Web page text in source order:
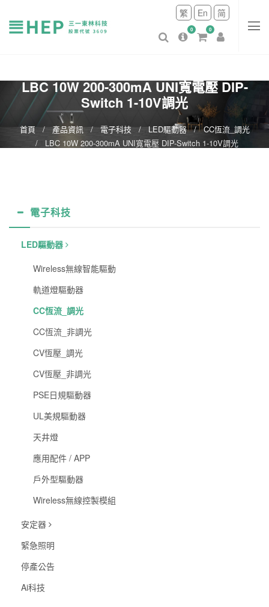
繁 En 简
0 0
LBC 10W 200-300mA UNI寬電壓 DIP-
Switch 1-10V調光
首頁 產品資訊 電子科技 LED驅動器
CC恆流_調光
LBC 10W 200-300mA UNI寬電壓 DIP-Switch 1-10V調光
電子科技
LED驅動器
Wireless無線智能驅動
軌道燈驅動器
CC恆流_調光
CC恆流_非調光
CV恆壓_調光
CV恆壓_非調光
PSE日規驅動器
UL美規驅動器
天井燈
應用配件 / APP
戶外型驅動器
Wireless無線控製模組
安定器
緊急照明
停產公告
Ai科技